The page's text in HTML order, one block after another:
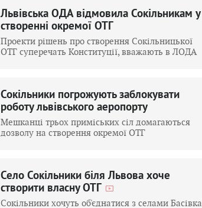
Львівська ОДА відмовила Сокільникам у
створенні окремої ОТГ
Проекти рішень про створення Сокільницької
ОТГ суперечать Конституції, вважають в ЛОДА
Сокільники погрожують заблокувати
роботу львівського аеропорту
Мешканці трьох приміських сіл домагаються
дозволу на створення окремої ОТГ
Село Сокільники біля Львова хоче
створити власну ОТГ
Сокільники хочуть об'єднатися з селами Басівка